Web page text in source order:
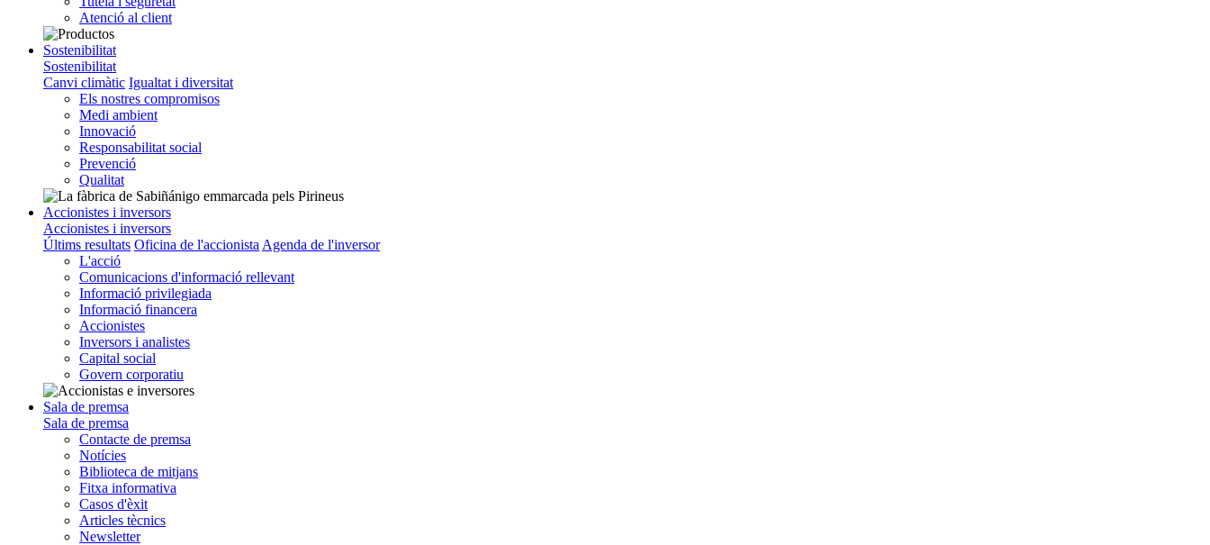
Atenció al client
Sostenibilitat
Sostenibilitat
Canvi climàtic Igualtat i diversitat
Els nostres compromisos
Medi ambient
Innovació
Responsabilitat social
Prevenció
Qualitat
Accionistes i inversors
Accionistes i inversors
Últims resultats Oficina de l'accionista Agenda de l'inversor
L'acció
Comunicacions d'informació rellevant
Informació privilegiada
Informació financera
Accionistes
Inversors i analistes
Capital social
Govern corporatiu
Sala de premsa
Sala de premsa
Contacte de premsa
Notícies
Biblioteca de mitjans
Fitxa informativa
Casos d'èxit
Articles tècnics
Newsletter